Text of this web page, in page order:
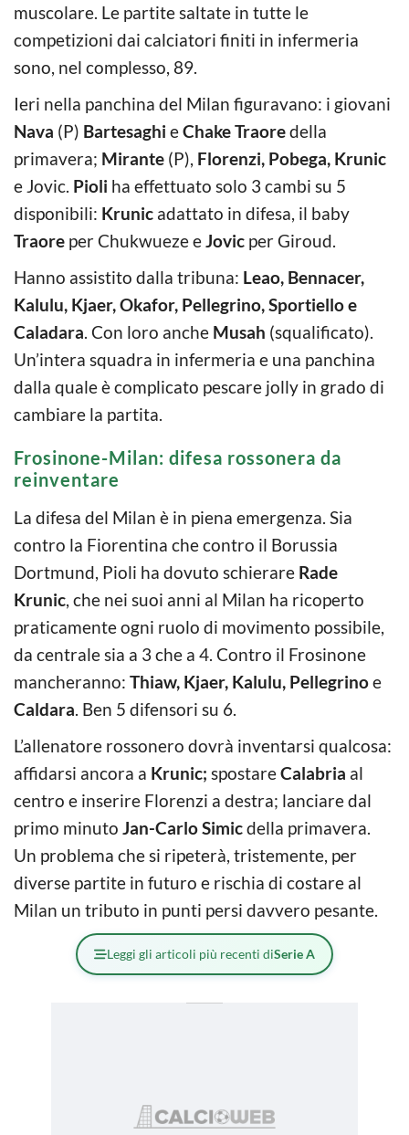
muscolare. Le partite saltate in tutte le
competizioni dai calciatori finiti in infermeria
sono, nel complesso, 89.
Ieri nella panchina del Milan figuravano: i giovani
Nava (P) Bartesaghi eChake Traoredella
primavera; Mirante (P), Florenzi, Pobega, Krunic
e Jovic. Pioli ha effettuato solo 3 cambi su 5
disponibili: Krunic adattato in difesa, il baby
Traore per Chukwueze eJovic per Giroud.
Hanno assistito dalla tribuna: Leao, Bennacer,
Kalulu, Kjaer, Okafor, Pellegrino, Sportiello e
Caladara. Con loro anche Musah (squalificato).
Un’intera squadra in infermeria e una panchina
dalla quale è complicato pescare jolly in grado di
cambiare la partita.
Frosinone-Milan: difesa rossonera da
reinventare
La difesa del Milan è in piena emergenza. Sia
contro la Fiorentina che contro il Borussia
Dortmund, Pioli ha dovuto schierare Rade
Krunic, che nei suoi anni al Milan ha ricoperto
praticamente ogni ruolo di movimento possibile,
da centrale sia a 3 che a 4. Contro il Frosinone
mancheranno: Thiaw, Kjaer, Kalulu, Pellegrinoe
Caldara. Ben 5 difensori su 6.
L’allenatore rossonero dovrà inventarsi qualcosa:
affidarsi ancora a Krunic; spostareCalabria al
centro e inserire Florenzi a destra; lanciare dal
primo minuto Jan-Carlo Simicdella primavera.
Un problema che si ripeterà, tristemente, per
diverse partite in futuro e rischia di costare al
Milan un tributo in punti persi davvero pesante.
Leggi gli articoli più recenti diSerie A